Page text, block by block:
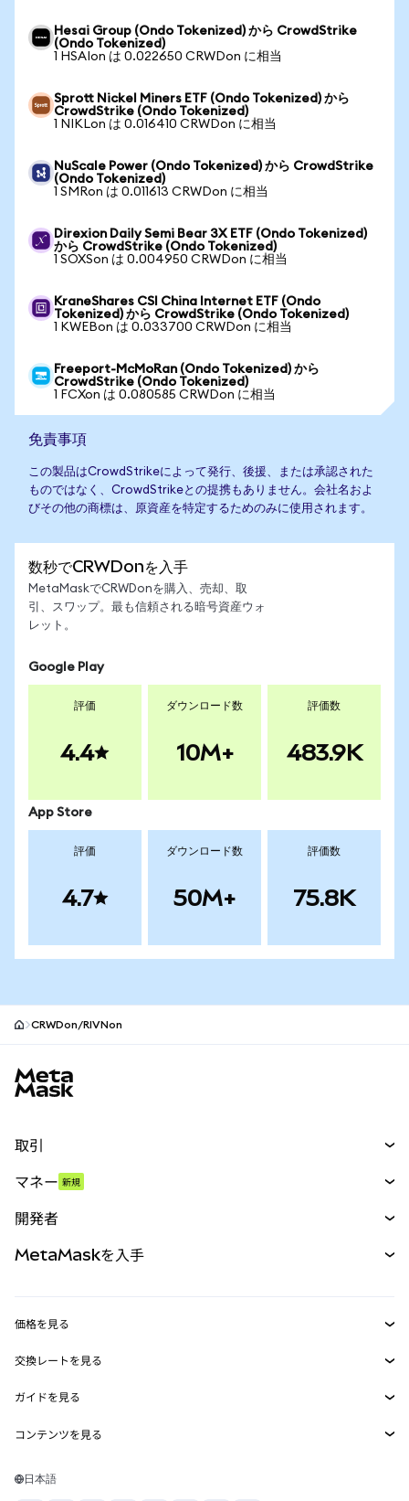
Hesai Group (Ondo Tokenized) から CrowdStrike
(Ondo Tokenized)
1 HSAIon は 0.022650 CRWDon に相当
Sprott Nickel Miners ETF (Ondo Tokenized) から
CrowdStrike (Ondo Tokenized)
1 NIKLon は 0.016410 CRWDon に相当
NuScale Power (Ondo Tokenized) から CrowdStrike
(Ondo Tokenized)
1 SMRon は 0.011613 CRWDon に相当
Direxion Daily Semi Bear 3X ETF (Ondo Tokenized)
から CrowdStrike (Ondo Tokenized)
1 SOXSon は 0.004950 CRWDon に相当
KraneShares CSI China Internet ETF (Ondo
Tokenized) から CrowdStrike (Ondo Tokenized)
1 KWEBon は 0.033700 CRWDon に相当
Freeport-McMoRan (Ondo Tokenized) から
CrowdStrike (Ondo Tokenized)
1 FCXon は 0.080585 CRWDon に相当
免責事項
この製品はCrowdStrikeによって発行、後援、または承認された
ものではなく、CrowdStrikeとの提携もありません。会社名およ
びその他の商標は、原資産を特定するためのみに使用されます。
数秒でCRWDonを入手
MetaMaskでCRWDonを購入、売却、取
引、スワップ。最も信頼される暗号資産ウォ
レット。
Google Play
評価
4.4
ダウンロード数
10M+
評価数
483.9K
App Store
評価
4.7
ダウンロード数
50M+
評価数
75.8K
CRWDon/RIVNon
取引
パーペチュアル
RWA
マネー 新規
開発者
MetaMask Connect
Snaps
Web3サービス
MetaMaskを入手
セキュリティ
サポート
キャリア
価格を見る
イーサリアムの価格
Solanaの価格
Tetherの価格
交換レートを見る
ETH→USD
USDT→INR
BTC→INR
ガイドを見る
ETHの購入
コンテンツを見る
Solanaウォレット
日本語